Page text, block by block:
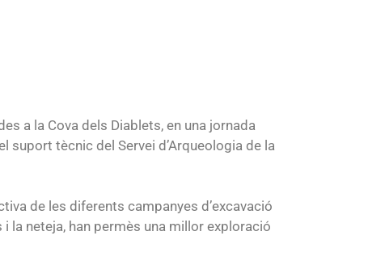
a la Cova dels Diablets, en una jornada
suport tècnic del Servei d’Arqueologia de la
de les diferents campanyes d’excavació
la neteja, han permès una millor exploració